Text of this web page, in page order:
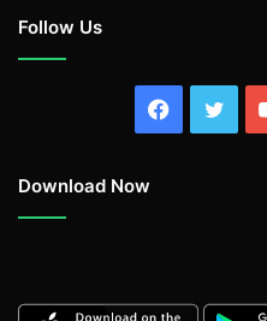
Follow Us
Download Now